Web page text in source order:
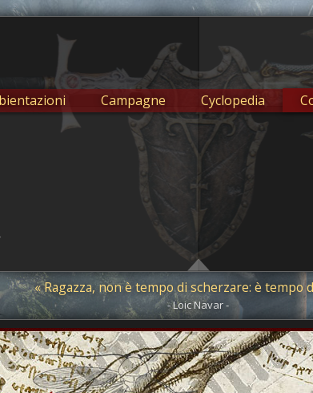
Campagne Cyclopedia
« Ragazza, non è tempo di scherzare: è tempo
- Loic Navar -